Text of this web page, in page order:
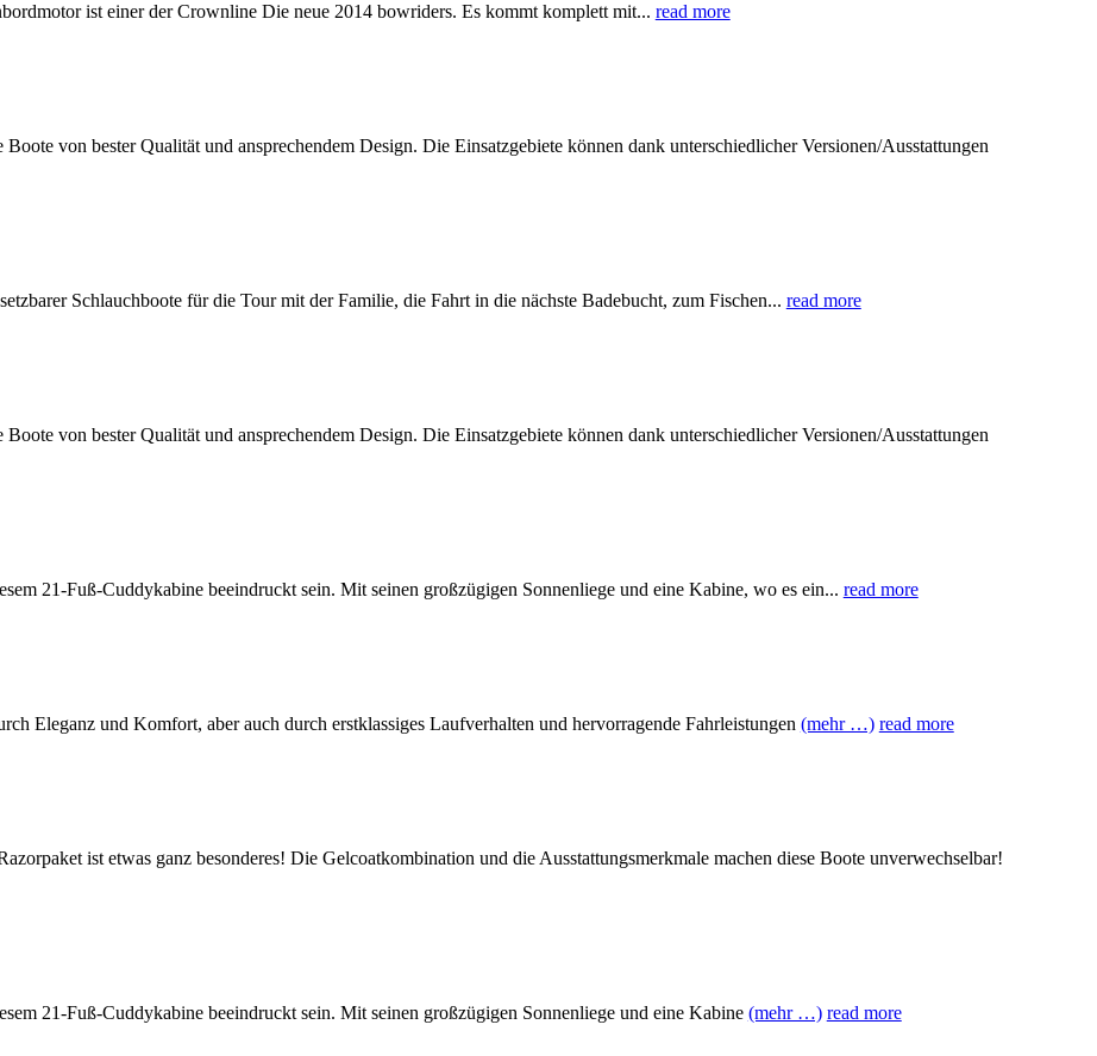
ist einer der Crownline Die neue 2014 bowriders. Es kommt komplett mit... read more
von bester Qualität und ansprechendem Design. Die Einsatzgebiete können dank unterschiedlicher Versionen/Ausstattungen
Schlauchboote für die Tour mit der Familie, die Fahrt in die nächste Badebucht, zum Fischen... read more
von bester Qualität und ansprechendem Design. Die Einsatzgebiete können dank unterschiedlicher Versionen/Ausstattungen
21-Fuß-Cuddykabine beeindruckt sein. Mit seinen großzügigen Sonnenliege und eine Kabine, wo es ein... read more
Eleganz und Komfort, aber auch durch erstklassiges Laufverhalten und hervorragende Fahrleistungen (mehr …) read more
ist etwas ganz besonderes! Die Gelcoatkombination und die Ausstattungsmerkmale machen diese Boote unverwechselbar!
21-Fuß-Cuddykabine beeindruckt sein. Mit seinen großzügigen Sonnenliege und eine Kabine (mehr …) read more